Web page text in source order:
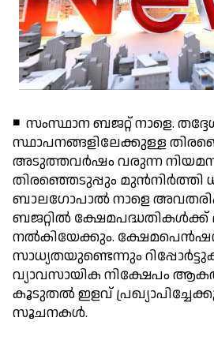
◾ സംസ്ഥാന ബജറ്റ് നാളെ.
സ്ഥാപനങ്ങളിലേക്കുള്ള
അടുത്തവര്‍ഷം വരുന്ന
തിരഞ്ഞെടുപ്പും മുന്‍നിര്‍ത്തി
ബാലഗോപാല്‍ നാളെ
ബജറ്റില്‍
നല്‍കിയേക്കും.
സാധ്യതയുണ്ടെന്നും
വ്യാവസായിക നിക്ഷേപം
കൂടുതല്‍ ഇളവ്
സൂചനകള്‍.